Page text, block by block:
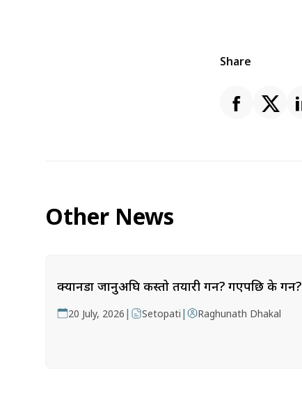
Share
Other News
क्यानडा जानुअघि कस्तो तयारी गर्ने? गएपछि के गर्ने?
20 July, 2026 | Setopati | Raghunath Dhakal